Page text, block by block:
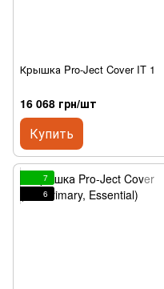
Крышка Pro-Ject Cover IT 1
16 068 грн/шт
Купить
7
6